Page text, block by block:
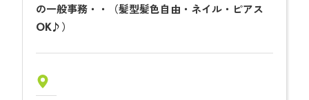
の一般事務・・（髪型髪色自由・ネイル・ピアス
OK♪）